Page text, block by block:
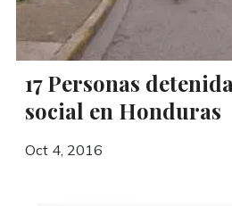
17 Personas
social en Honduras
Oct 4, 2016